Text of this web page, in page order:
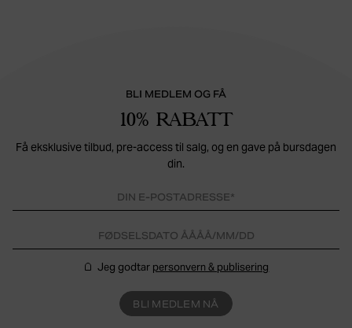
BLI MEDLEM OG FÅ
10% RABATT
Få eksklusive tilbud, pre-access til salg, og en gave på bursdagen
din.
Jeg godtar personvern & publisering
BLI MEDLEM NÅ